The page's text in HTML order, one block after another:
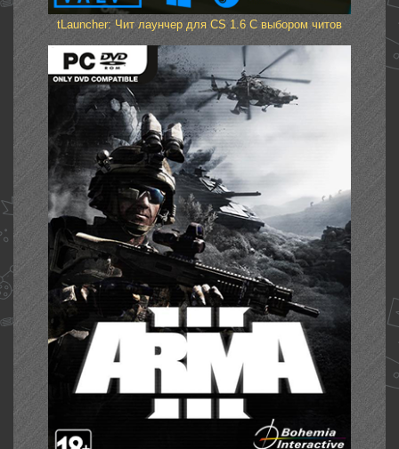
tLauncher: Чит лаунчер для CS 1.6 С выбором читов